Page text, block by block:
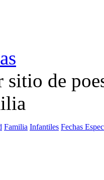
sitio de
Familia Infantiles Fechas